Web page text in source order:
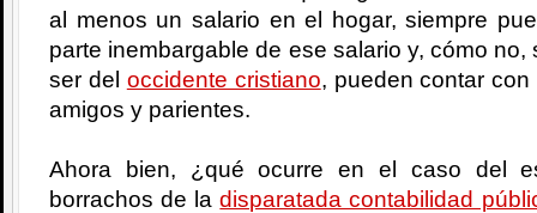
al menos un salario en el hogar, siempre
parte inembargable de ese salario y, cómo no,
ser del occidente cristiano, pueden contar
amigos y parientes.
Ahora bien, ¿qué ocurre en el caso del
borrachos de ladisparatada contabilidad